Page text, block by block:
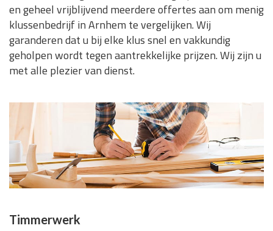
en geheel vrijblijvend meerdere offertes aan om menig
klussenbedrijf in Arnhem te vergelijken. Wij
garanderen dat u bij elke klus snel en vakkundig
geholpen wordt tegen aantrekkelijke prijzen. Wij zijn u
met alle plezier van dienst.
Timmerwerk